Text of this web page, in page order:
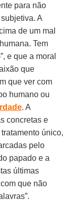
para não
A
de um mal
Tem
e que a moral
que
que ver com
humano ou
. A
concretas e
único,
pelo
papado e a
últimas
que não